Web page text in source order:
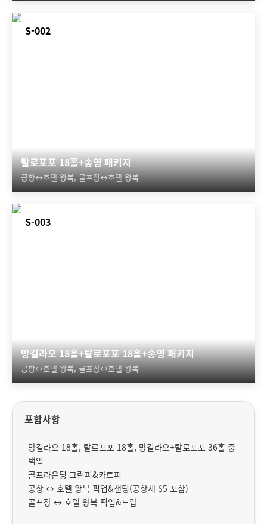
S-002
탈로포포 18홀+송영 패키지
공항↔호텔 왕복, 골프장↔호텔 왕복
S-003
망길라오 18홀+탈로포포 18홀+송영 패키지
공항↔호텔 왕복, 골프장↔호텔 왕복
포함사항
망길라오 18홀, 탈로포포 18홀, 망길라오+탈로포포 36홀 중
택일
골프라운딩 그린피&카트피
공항 ↔ 호텔 왕복 픽업&샌딩(공항세 $5 포함)
골프장 ↔ 호텔 왕복 픽업&드랍